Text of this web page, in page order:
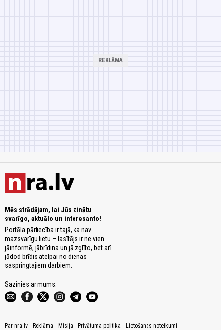
Mēs strādājam, lai Jūs zinātu
svarīgo, aktuālo un interesanto!
Portāla pārliecība ir tajā, ka nav
mazsvarīgu lietu – lasītājs ir ne vien
jāinformē, jābrīdina un jāizglīto, bet arī
jādod brīdis atelpai no dienas
saspringtajiem darbiem.
Sazinies ar mums:
Par nra.lv Reklāma Misija Privātuma politika Lietošanas noteikumi